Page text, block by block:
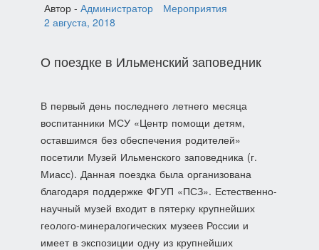
Автор - Администратор
Мероприятия
2 августа, 2018
О поездке в Ильменский заповедник
В первый день последнего летнего месяца
воспитанники МСУ «Центр помощи детям,
оставшимся без обеспечения родителей»
посетили Музей Ильменского заповедника (г.
Миасс). Данная поездка была организована
благодаря поддержке ФГУП «ПСЗ». Естественно-
научный музей входит в пятерку крупнейших
геолого-минералогических музеев России и
имеет в экспозиции одну из крупнейших